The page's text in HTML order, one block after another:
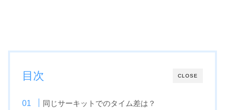
CLOSE
目次
同じサーキットでのタイム差は？